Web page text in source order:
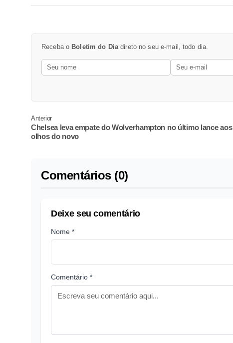
Receba o Boletim do Diadireto no seu e-mail, todo dia.
Anterior
Chelsea leva empate do Wolverhampton no último lance aos
olhos do novo
Comentários (0)
Deixe seu comentário
Nome *
Comentário *